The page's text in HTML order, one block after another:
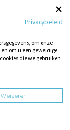
zijn er zoveel
eens aan
23-01-2005
vraag
Privacybeleid
om onze
om u een geweldige
die we gebruiken
Weigeren